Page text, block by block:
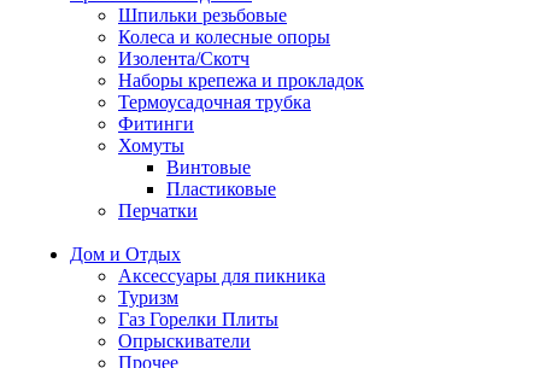
Шпильки резьбовые
Колеса и колесные опоры
Изолента/Скотч
Наборы крепежа и прокладок
Термоусадочная трубка
Фитинги
Хомуты
Винтовые
Пластиковые
Перчатки
Дом и Отдых
Аксессуары для пикника
Туризм
Газ Горелки Плиты
Опрыскиватели
Прочее